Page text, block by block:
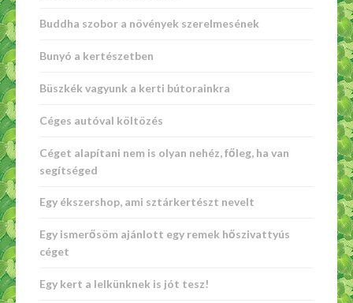
Buddha szobor a növények szerelmesének
Bunyó a kertészetben
Büszkék vagyunk a kerti bútorainkra
Céges autóval költözés
Céget alapítani nem is olyan nehéz, főleg, ha van
segítséged
Egy ékszershop, ami sztárkertészt nevelt
Egy ismerősöm ajánlott egy remek hőszivattyús
céget
Egy kert a lelkünknek is jót tesz!